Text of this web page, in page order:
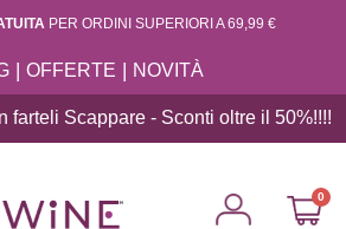
PER ORDINI SUPERIORI A 69,99 €
| OFFERTE | NOVITÀ
farteli Scappare - Sconti oltre il 50%!!!!